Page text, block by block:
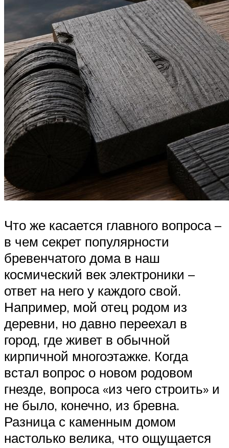
Что же касается главного вопроса –
в чем секрет популярности
бревенчатого дома в наш
космический век электроники –
ответ на него у каждого свой.
Например, мой отец родом из
деревни, но давно переехал в
город, где живет в обычной
кирпичной многоэтажке. Когда
встал вопрос о новом родовом
гнезде, вопроса «из чего строить» и
не было, конечно, из бревна.
Разница с каменным домом
настолько велика, что ощущается